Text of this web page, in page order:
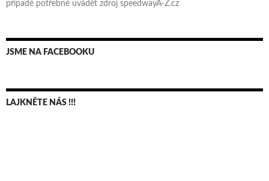
případě potřebné uvádět zdroj speedwayA-Z.cz
JSME NA FACEBOOKU
LAJKNĚTE NÁS !!!